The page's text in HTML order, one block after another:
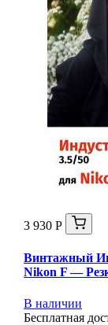
3 930 Р
Винтажный
Nikon F —
В наличии
Бесплатная